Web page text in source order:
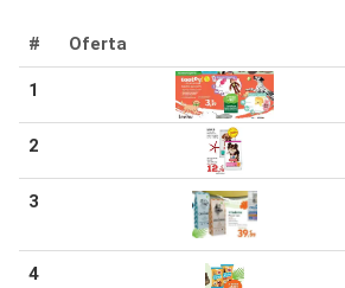
# Oferta
1
2
3
4